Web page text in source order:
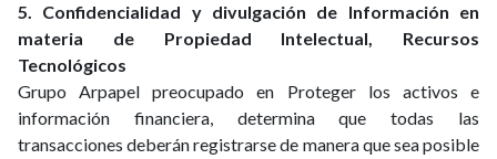
5. Confidencialidad y divulgación de Información en
materia de Propiedad Intelectual, Recursos
Tecnológicos
Grupo Arpapel preocupado en Proteger los activos e
información financiera, determina que todas las
transacciones deberán registrarse de manera que sea posible